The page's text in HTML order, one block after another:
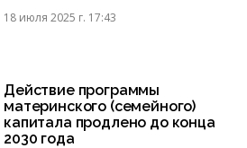
18 июля 2025 г. 17:43
Действие программы
материнского (семейного)
капитала продлено до конца
2030 года